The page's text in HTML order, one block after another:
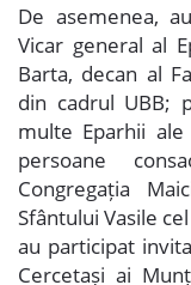
De asemenea,
Vicar general al
Barta, decan al
din cadrul UBB;
multe Eparhii
persoane
Congregația
Sfântului Vasile
au participat
Cercetași ai